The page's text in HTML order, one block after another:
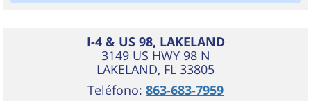
I-4 & US 98, LAKELAND
3149 US HWY 98 N
LAKELAND, FL 33805
Teléfono: 863-683-7959